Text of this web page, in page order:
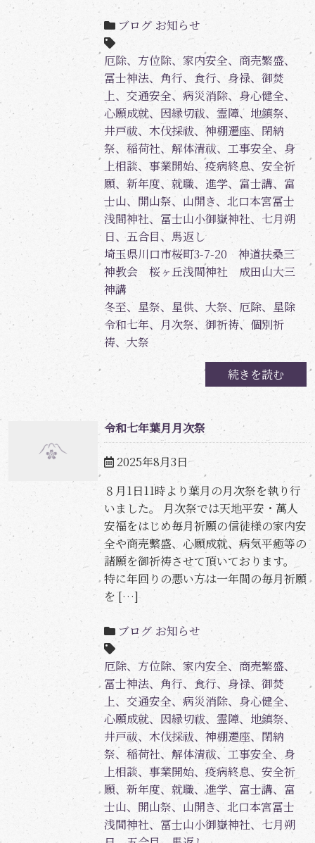
ブログ お知らせ
厄除、方位除、家内安全、商売繁盛、
冨士神法、角行、食行、身禄、御焚
上、交通安全、病災消除、身心健全、
心願成就、因縁切祓、霊障、地鎮祭、
井戸祓、木伐採祓、神棚遷座、閉納
祭、稲荷社、解体清祓、工事安全、身
上相談、事業開始、疫病終息、安全祈
願、新年度、就職、進学、富士講、富
士山、開山祭、山開き、北口本宮冨士
浅間神社、冨士山小御嶽神社、七月朔
日、五合目、馬返し
埼玉県川口市桜町3-7-20 神道扶桑三
神教会 桜ヶ丘浅間神社 成田山大三
神講
冬至、星祭、星供、大祭、厄除、星除
令和七年、月次祭、御祈祷、個別祈
祷、大祭
続きを読む
令和七年葉月月次祭
2025年8月3日
８月1日11時より葉月の月次祭を執り行
いました。 月次祭では天地平安・萬人
安福をはじめ毎月祈願の信徒様の家内安
全や商売繫盛、心願成就、病気平癒等の
諸願を御祈祷させて頂いております。
特に年回りの悪い方は一年間の毎月祈願
を […]
ブログ お知らせ
厄除、方位除、家内安全、商売繁盛、
冨士神法、角行、食行、身禄、御焚
上、交通安全、病災消除、身心健全、
心願成就、因縁切祓、霊障、地鎮祭、
井戸祓、木伐採祓、神棚遷座、閉納
祭、稲荷社、解体清祓、工事安全、身
上相談、事業開始、疫病終息、安全祈
願、新年度、就職、進学、富士講、富
士山、開山祭、山開き、北口本宮冨士
浅間神社、冨士山小御嶽神社、七月朔